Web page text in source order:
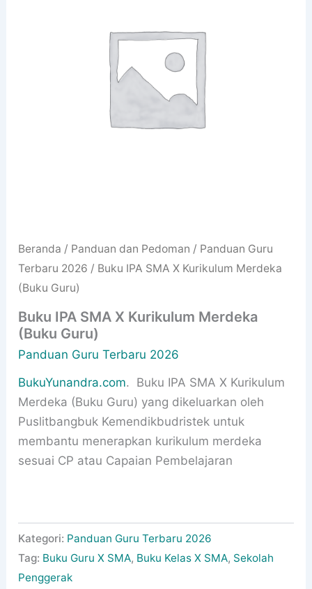
Beranda / Panduan dan Pedoman / Panduan Guru
Terbaru 2026 / Buku IPA SMA X Kurikulum Merdeka
(Buku Guru)
Buku IPA SMA X Kurikulum Merdeka
(Buku Guru)
Panduan Guru Terbaru 2026
BukuYunandra.com. Buku IPA SMA X Kurikulum
Merdeka (Buku Guru) yang dikeluarkan oleh
Puslitbangbuk Kemendikbudristek untuk
membantu menerapkan kurikulum merdeka
sesuai CP atau Capaian Pembelajaran
Kategori: Panduan Guru Terbaru 2026
Tag: Buku Guru X SMA, Buku Kelas X SMA, Sekolah
Penggerak